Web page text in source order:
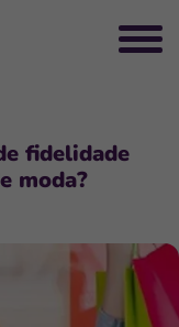
fidelidade
moda?